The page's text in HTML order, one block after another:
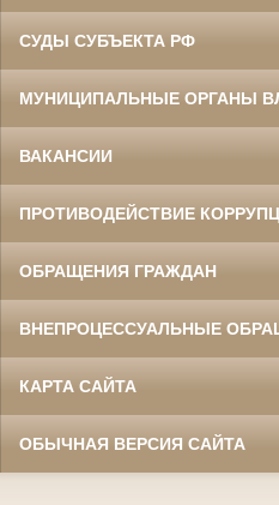
СУДЫ СУБЪЕКТА РФ
МУНИЦИПАЛЬНЫЕ ОРГАНЫ
ВАКАНСИИ
ПРОТИВОДЕЙСТВИЕ
ОБРАЩЕНИЯ ГРАЖДАН
ВНЕПРОЦЕССУАЛЬНЫЕ
КАРТА САЙТА
ОБЫЧНАЯ ВЕРСИЯ САЙТА